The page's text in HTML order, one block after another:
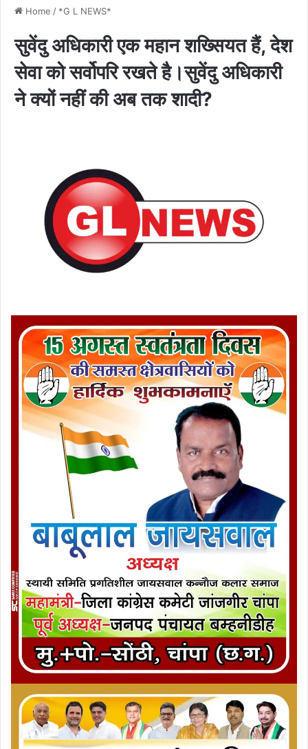
Home / *G L NEWS*
सुवेंदु अधिकारी एक महान शख्सियत हैं, देश
सेवा को सर्वोपरि रखते है।सुवेंदु अधिकारी
ने क्यों नहीं की अब तक शादी?